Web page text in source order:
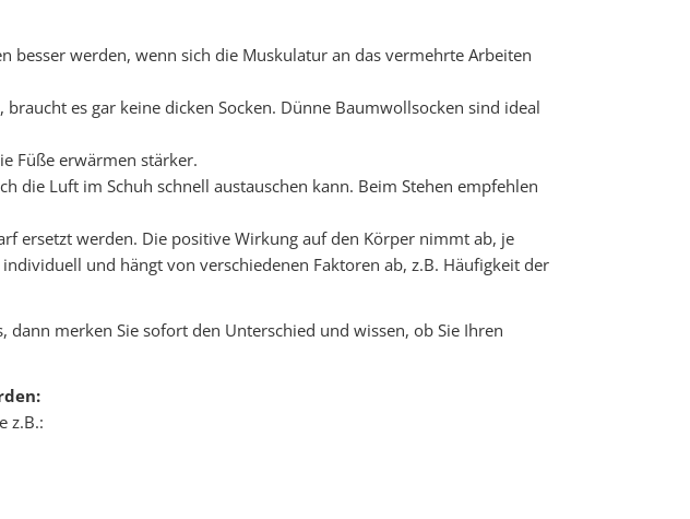
werden, wenn sich die Muskulatur an das vermehrte Arbeiten
es gar keine dicken Socken. Dünne Baumwollsocken sind ideal
Füße erwärmen stärker.
die Luft im Schuh schnell austauschen kann. Beim Stehen empfehlen
ersetzt werden. Die positive Wirkung auf den Körper nimmt ab, je
und hängt von verschiedenen Faktoren ab, z.B. Häufigkeit der
merken Sie sofort den Unterschied und wissen, ob Sie Ihren
z.B.: